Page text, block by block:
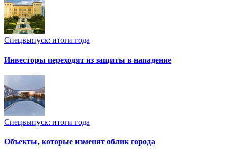
Спецвыпуск: итоги года
Инвесторы переходят из защиты в нападение
Спецвыпуск: итоги года
Объекты, которые изменят облик города